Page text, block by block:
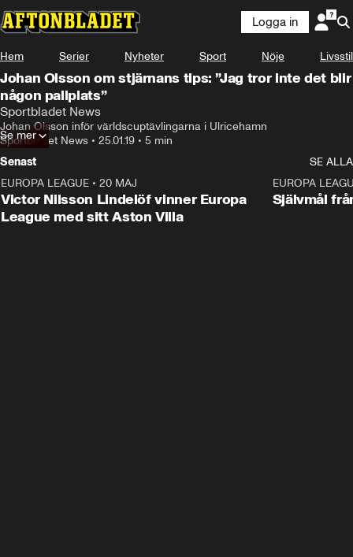
Logga in
Hem Serier Nyheter Sport Nöje Livsstil
Johan Olsson om stjärnans tips: ”Jag tror inte det blir
någon pallplats”
Sportbladet News
Johan Olsson inför världscuptävlingarna i Ulricehamn
Sportbladet News • 25.01.19 • 5 min
Se mer
Senast
SE ALLA
EUROPA LEAGUE • 20 MAJ
Victor Nilsson Lindelöf vinner Europa
League med sitt Aston Villa
EUROPA
Självmål